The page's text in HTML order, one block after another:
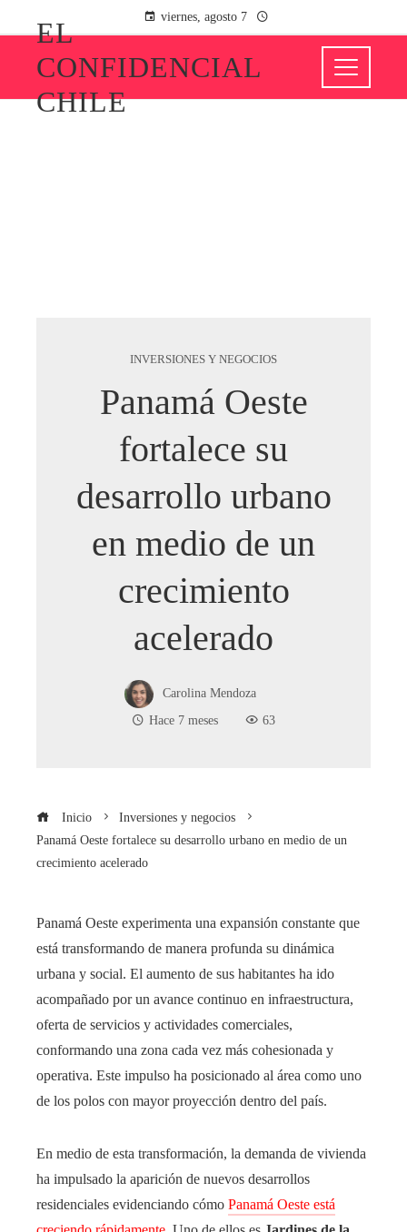
viernes, agosto 7
EL
CONFIDENCIAL
CHILE
INVERSIONES Y NEGOCIOS
Panamá Oeste
fortalece su
desarrollo urbano
en medio de un
crecimiento
acelerado
Carolina Mendoza
Hace 7 meses
63
Inicio
Inversiones y negocios
Panamá Oeste fortalece su desarrollo urbano en medio de un
crecimiento acelerado
Panamá Oeste experimenta una expansión constante que
está transformando de manera profunda su dinámica
urbana y social. El aumento de sus habitantes ha ido
acompañado por un avance continuo en infraestructura,
oferta de servicios y actividades comerciales,
conformando una zona cada vez más cohesionada y
operativa. Este impulso ha posicionado al área como uno
de los polos con mayor proyección dentro del país.
En medio de esta transformación, la demanda de vivienda
ha impulsado la aparición de nuevos desarrollos
residenciales evidenciando cómo Panamá Oeste está